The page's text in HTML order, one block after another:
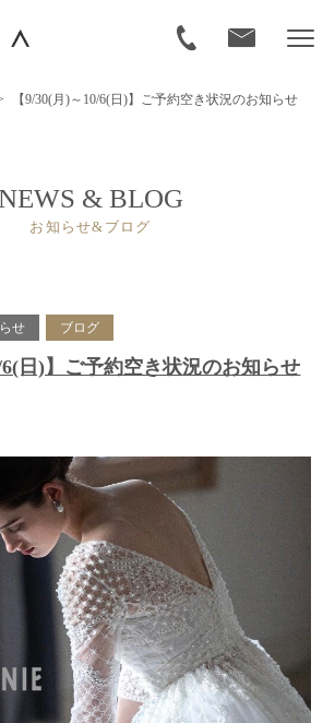
【9/30(月)～10/6(日)】ご予約空き状況のお知らせ
& BLOG
お知らせ&ブログ
せ ブログ
6(日)】ご予約空き状況のお知らせ